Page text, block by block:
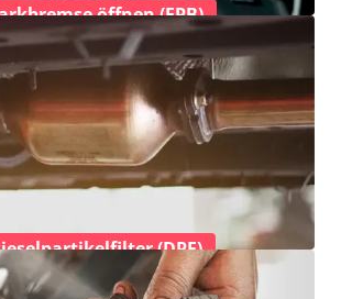
öffnen (EPB)
(DPF)